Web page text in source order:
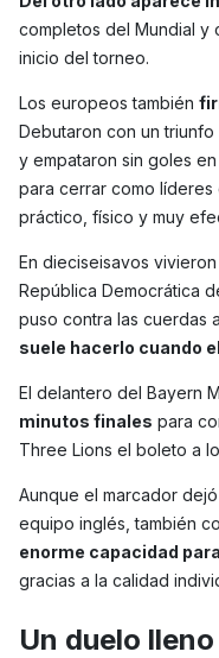
completos del Mundial y
inicio del torneo.
Los europeos también
Debutaron con un
y empataron sin goles
para cerrar como líderes
práctico, físico y muy
En dieciseisavos
República Democrática
puso contra las cuerdas
suele hacerlo cuando
El delantero del Bayern
minutos finales para
Three Lions el boleto a
Aunque el marcador
equipo inglés, también
enorme capacidad
gracias a la calidad
Un duelo